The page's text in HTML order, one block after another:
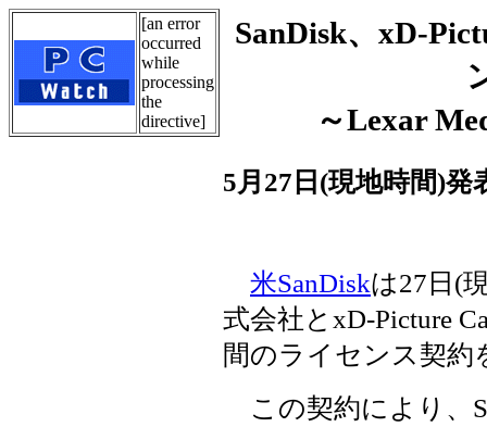
[an error
occurred
while
processing
the
directive]
SanDisk、xD-
～Lexar
5月27日(現地時間)発
米SanDiskは27日(
式会社とxD-Picture
間のライセンス契約
この契約により、